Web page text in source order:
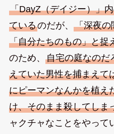
「DayZ（デイジー）」
ているのだが、 「深夜の
「自分たちのもの」と捉
のため、 自宅の庭なのだ
えていた男性を捕まえて
にピーマンなんかを植え
け、そのまま殺してしま
ャクチャなことをやって